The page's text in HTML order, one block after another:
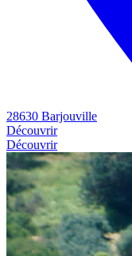
28630 Barjouville
Découvrir
Découvrir